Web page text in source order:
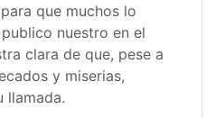
que muchos lo
nuestro en el
clara de que, pese a
y miserias,
llamada.